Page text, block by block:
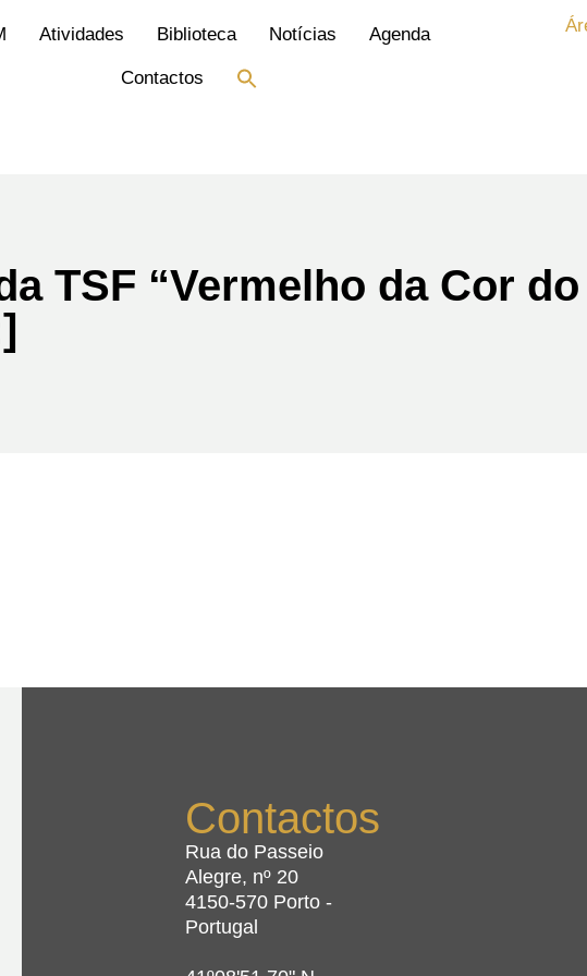
Atividades Biblioteca Notícias Agenda
Contactos
TSF “Vermelho da Cor
Contactos
Rua do Passeio
Alegre, nº 20
4150-570 Porto -
Portugal